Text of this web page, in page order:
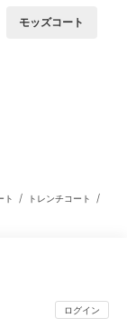
モッズコート
ト / トレンチコート /
ログイン